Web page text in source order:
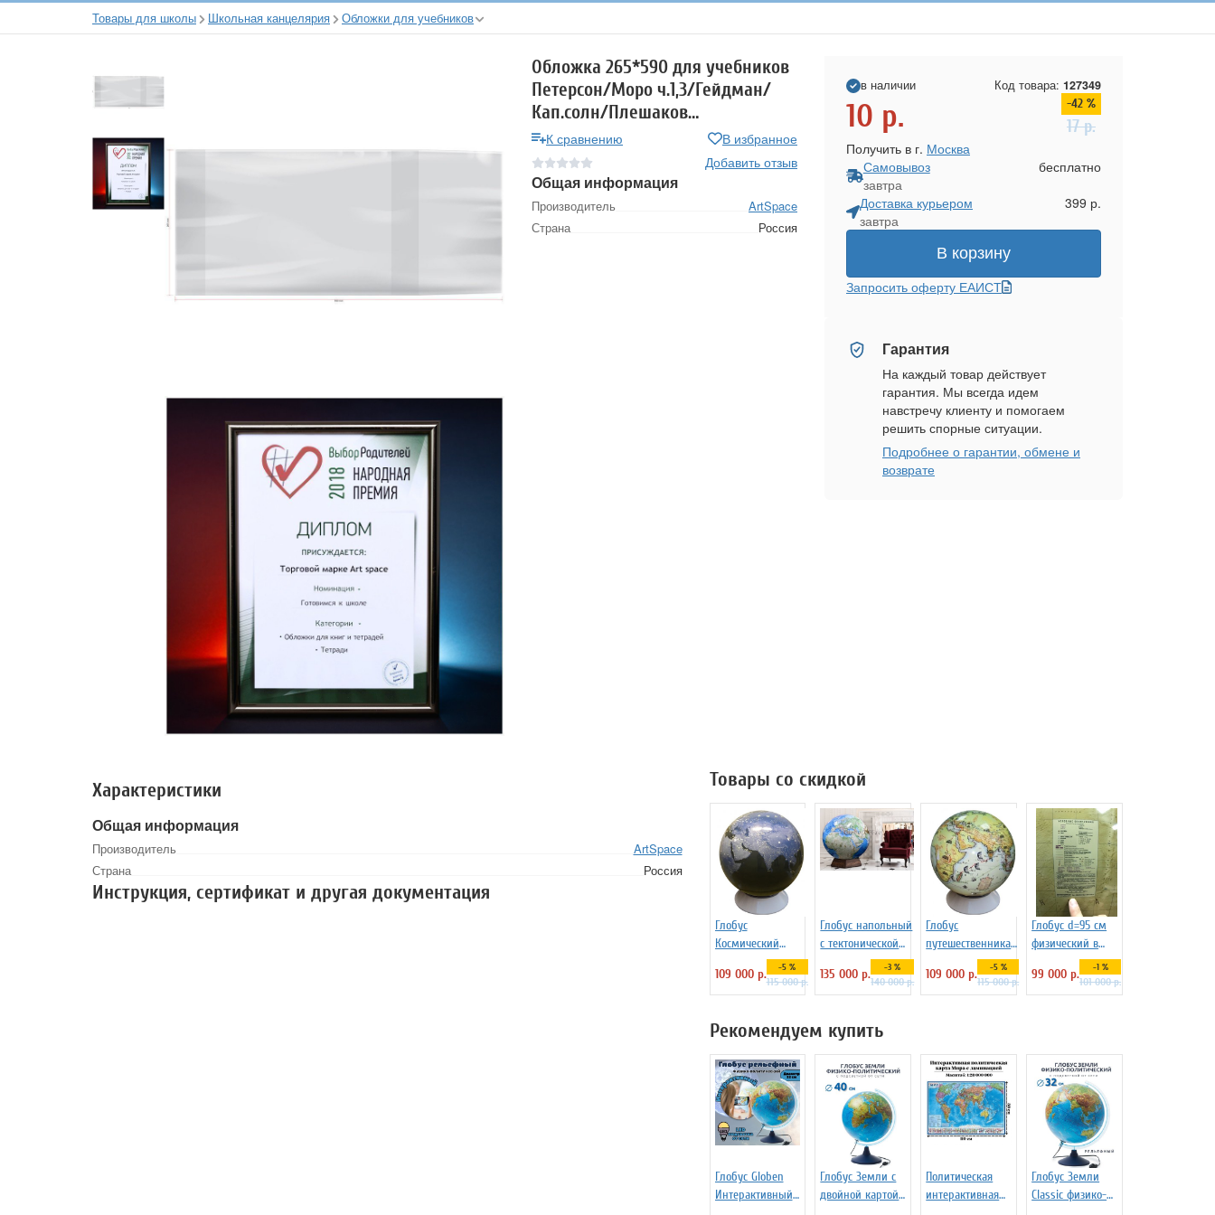
Товары для школы Школьная канцелярия Обложки для учебников
Обложка 265*590 для учебников
Петерсон/Моро ч.1,3/Гейдман/
Кап.солн/Плешаков
универсальная ArtSpace ПЭ 90
мкм
К сравнению
В избранное
Добавить отзыв
Общая информация
Производитель
ArtSpace
Страна
Россия
в наличии Код товара: 127349
10 р. -42 %
17р.
Получить в г. Москва
Самовывоз
завтра
бесплатно
Доставка курьером
завтра
399 р.
В корзину
Запросить оферту ЕАИСТ
Гарантия
На каждый товар действует
гарантия. Мы всегда идем
навстречу клиенту и помогаем
решить спорные ситуации.
Подробнее о гарантии, обмене и
возврате
Характеристики
Общая информация
Производитель
ArtSpace
Страна
Россия
Инструкция, сертификат и другая документация
Товары со скидкой
Глобус
Космический
снимок Земли
d=130 на
пластиковой
109 000 р. -5 %
115 000 р.
Глобус напольный
с тектонической
картой d=130см на
подставке из бука
135 000 р. -3 %
140 000 р.
Глобус
путешественника
большой d=130 см,
арт. 1151
109 000 р. -5 %
115 000 р.
Глобус d=95 см
физический в
стиле АНТИК,
подставка
деревянная на
99 000 р. -1 %
101 000 р.
Рекомендуем купить
Глобус Globen
Интерактивный
Глобус Земли с
двойной картой
Политическая
интерактивная
Глобус Земли
Classic физико-